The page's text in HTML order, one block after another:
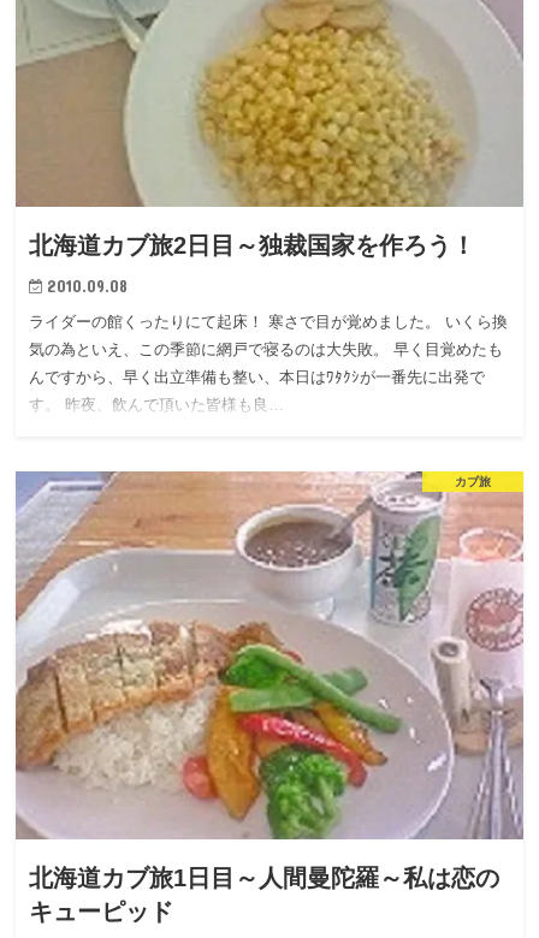
北海道カブ旅2日目～独裁国家を作ろう！
2010.09.08
ライダーの館くったりにて起床！ 寒さで目が覚めました。 いくら換
気の為といえ、この季節に網戸で寝るのは大失敗。 早く目覚めたも
んですから、早く出立準備も整い、本日はﾜﾀｸｼが一番先に出発で
す。 昨夜、飲んで頂いた皆様も良…
カブ旅
北海道カブ旅1日目～人間曼陀羅～私は恋の
キューピッド